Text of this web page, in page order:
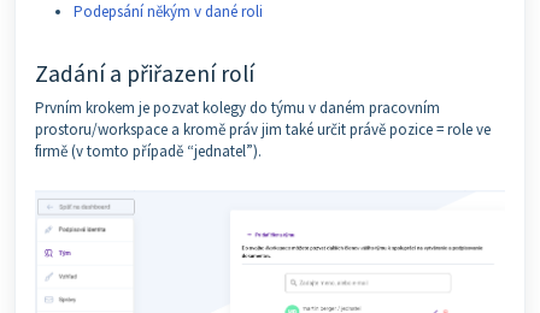
Podepsání někým v dané roli
Zadání a přiřazení rolí
Prvním krokem je pozvat kolegy do týmu v daném pracovním
prostoru/workspace a kromě práv jim také určit právě pozice = role ve
firmě (v tomto případě “jednatel”).